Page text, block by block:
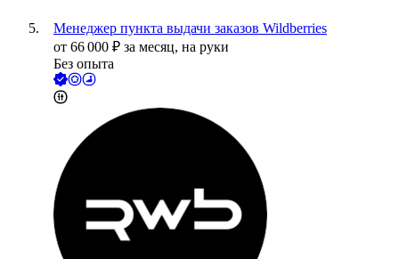
Менеджер пункта выдачи заказов Wildberries
от 66 000 ₽ за месяц, на руки
Без опыта